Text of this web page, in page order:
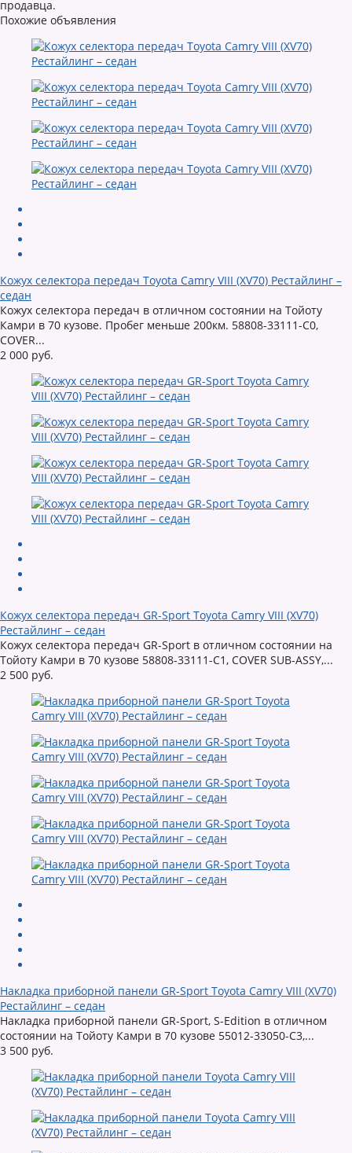
продавца.
Похожие объявления
Кожух селектора передач Toyota Camry VIII (XV70) Рестайлинг –
седан
Кожух селектора передач в отличном состоянии на Тойоту
Камри в 70 кузове. Пробег меньше 200км. 58808-33111-C0,
COVER...
2 000 руб.
Кожух селектора передач GR-Sport Toyota Camry VIII (XV70)
Рестайлинг – седан
Кожух селектора передач GR-Sport в отличном состоянии на
Тойоту Камри в 70 кузове 58808-33111-C1, COVER SUB-ASSY,...
2 500 руб.
Накладка приборной панели GR-Sport Toyota Camry VIII (XV70)
Рестайлинг – седан
Накладка приборной панели GR-Sport, S-Edition в отличном
состоянии на Тойоту Камри в 70 кузове 55012-33050-C3,...
3 500 руб.